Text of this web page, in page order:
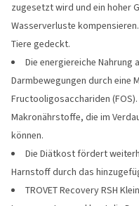
zugesetzt wird und ein hoher
Wasserverluste
Tiere gedeckt.
Die energiereiche
Darmbewegungen durch eine
Fructooligosacchariden
Makronährstoffe, die im
können.
Die Diätkost fördert
Harnstoff durch das
TROVET Recovery RSH